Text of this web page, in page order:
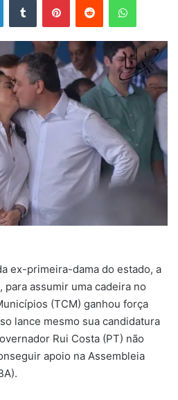
ex-primeira-dama do estado, a
assumir uma cadeira no
(TCM) ganhou força
lance mesmo sua candidatura
Rui Costa (PT) não
apoio na Assembleia